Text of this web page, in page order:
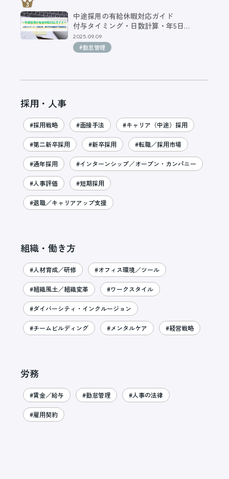
中途採用の有給休暇対応ガイド
付与タイミング・日数計算・年5日…
2025.09.09
#勤怠管理
採用・人事
#採用戦略 #面接手法 #キャリア（中途）採用
#第二新卒採用 #新卒採用 #転職／採用市場
#通年採用 #インターンシップ／オープン・カンパニー
#人事評価 #短期採用
#退職／キャリアアップ支援
組織・働き方
#人材育成／研修 #オフィス環境／ツール
#組織風土／組織変革 #ワークスタイル
#ダイバーシティ・インクルージョン
#チームビルディング #メンタルケア #経営戦略
労務
#賃金／給与 #勤怠管理 #人事の法律
#雇用契約